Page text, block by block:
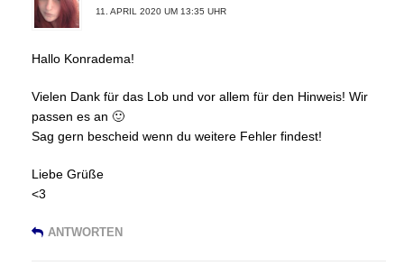
11. APRIL 2020 UM 13:35 UHR
Hallo Konradema!
Vielen Dank für das Lob und vor allem für den Hinweis! Wir
passen es an 🙂
Sag gern bescheid wenn du weitere Fehler findest!
Liebe Grüße
<3
ANTWORTEN